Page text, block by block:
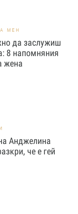
МЕН
да заслужиш
8 напомняния
жена
Анджелина
че е гей